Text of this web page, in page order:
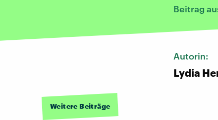
Beitrag
Autorin:
Lydia
Weitere Beiträge